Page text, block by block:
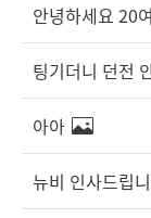
안녕하세요 20
팅기더니 던전
아아
뉴비 인사드립